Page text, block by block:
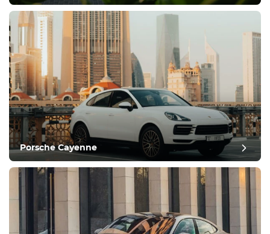
Porsche Cayenne